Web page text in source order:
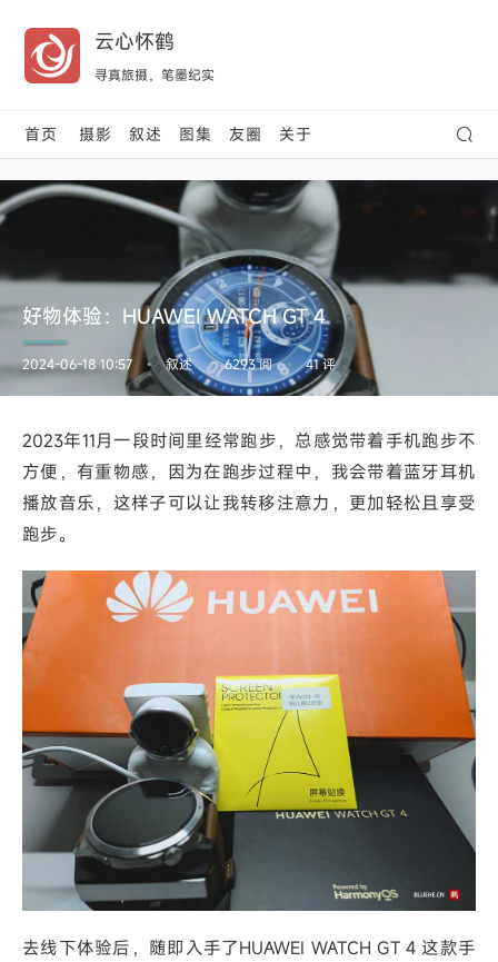
云心怀鹤
寻真旅摄，笔墨纪实
首页 摄影 叙述 图集 友圈 关于
好物体验：HUAWEI WATCH GT 4
2024-06-18 10:57 • 叙述 • 6293 阅 • 41 评
2023年11月一段时间里经常跑步，总感觉带着手机跑步不
方便，有重物感，因为在跑步过程中，我会带着蓝牙耳机
播放音乐，这样子可以让我转移注意力，更加轻松且享受
跑步。
去线下体验后，随即入手了HUAWEI WATCH GT 4 这款手